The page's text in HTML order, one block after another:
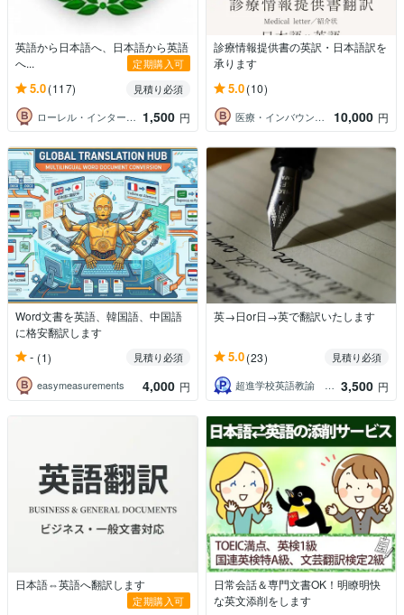
英語から日本語へ、日本語から英語
へ...
定期購入可
5.0(117)
見積り必須
ローレル・インターナショナル
1,500 円
診療情報提供書の英訳・日本語訳を
承ります
5.0(10)
医療・インバウンドの英語担当 10,000 円
Word文書を英語、韓国語、中国語
に格安翻訳します
- (1)
見積り必須
easymeasurements
4,000 円
英→日or日→英で翻訳いたします
5.0(23)
見積り必須
超進学校英語教諭 塚城先生 3,500 円
日本語⇔英語へ翻訳します
定期購入可
日常会話＆専門文書OK！明瞭明快
な英文添削をします